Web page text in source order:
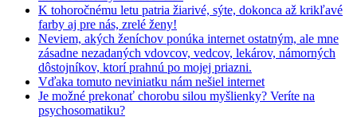
K tohoročnému letu patria žiarivé, sýte, dokonca až krikľavé
farby aj pre nás, zrelé ženy!
Neviem, akých ženíchov ponúka internet ostatným, ale mne
zásadne nezadaných vdovcov, vedcov, lekárov, námorných
dôstojníkov, ktorí prahnú po mojej priazni.
Vďaka tomuto neviniatku nám nešiel internet
Je možné prekonať chorobu silou myšlienky? Veríte na
psychosomatiku?